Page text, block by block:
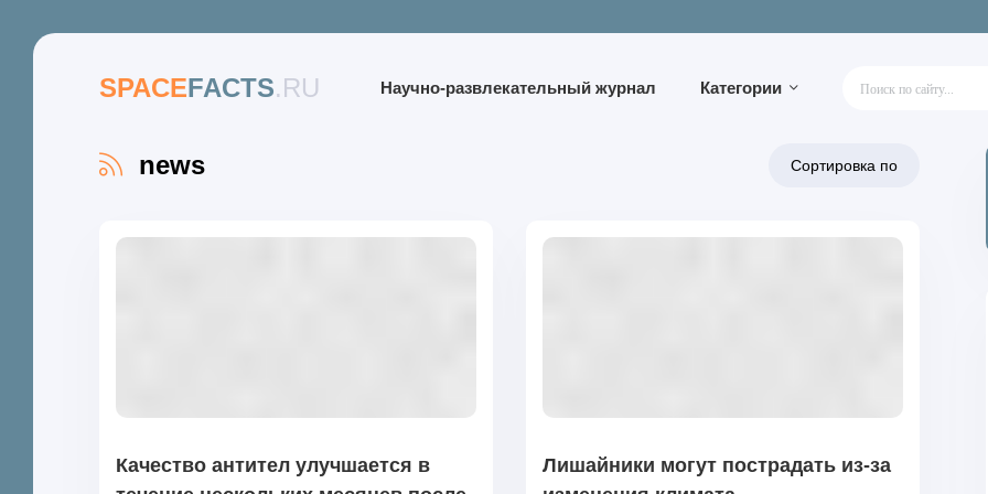
SPACEFACTS.RU Научно-развлекательный журнал Категории
news
Качество антител улучшается в
Лишайники могут пострадать из-за